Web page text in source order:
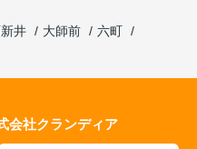
井 大師前
六町
会社クランディア